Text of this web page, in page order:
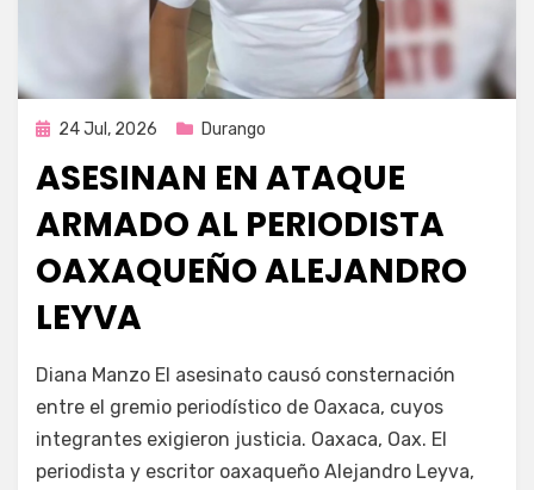
Publicada
24 Jul, 2026 Durango
ASESINAN EN ATAQUE
ARMADO AL PERIODISTA
OAXAQUEÑO ALEJANDRO
LEYVA
Fernando Miranda Servín
Diana Manzo El asesinato causó consternación
entre el gremio periodístico de Oaxaca, cuyos
integrantes exigieron justicia. Oaxaca, Oax. El
periodista y escritor oaxaqueño Alejandro Leyva,